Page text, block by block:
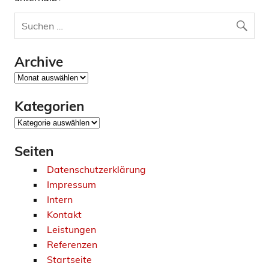
Archive
Archive
Kategorien
Kategorien
Seiten
Datenschutzerklärung
Impressum
Intern
Kontakt
Leistungen
Referenzen
Startseite